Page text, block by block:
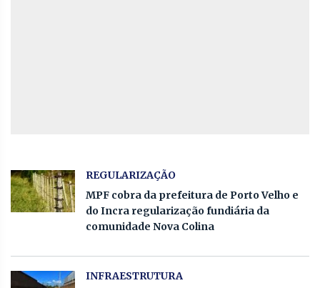
REGULARIZAÇÃO
MPF cobra da prefeitura de Porto Velho e
do Incra regularização fundiária da
comunidade Nova Colina
INFRAESTRUTURA